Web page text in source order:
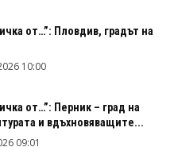
от…”: Пловдив, градът на
10:00
от…”: Перник – град на
и вдъхновяващите...
09:01